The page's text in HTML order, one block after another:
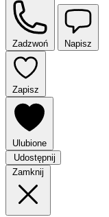
Zadzwoń Napisz
Zapisz
Ulubione
Udostępnij
Zamknij